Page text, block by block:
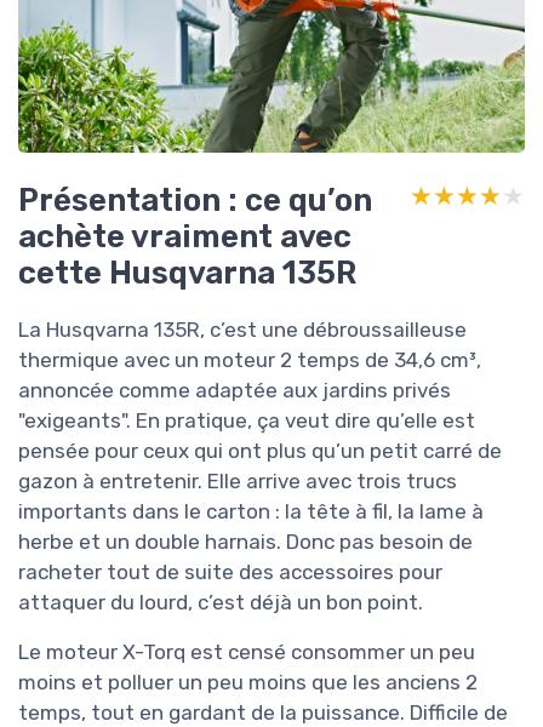
Présentation : ce qu’on
achète vraiment avec
cette Husqvarna 135R
★★★★★
★★★★★
La Husqvarna 135R, c’est une débroussailleuse
thermique avec un moteur 2 temps de 34,6 cm³,
annoncée comme adaptée aux jardins privés
"exigeants". En pratique, ça veut dire qu’elle est
pensée pour ceux qui ont plus qu’un petit carré de
gazon à entretenir. Elle arrive avec trois trucs
importants dans le carton : la tête à fil, la lame à
herbe et un double harnais. Donc pas besoin de
racheter tout de suite des accessoires pour
attaquer du lourd, c’est déjà un bon point.
Le moteur X-Torq est censé consommer un peu
moins et polluer un peu moins que les anciens 2
temps, tout en gardant de la puissance. Difficile de